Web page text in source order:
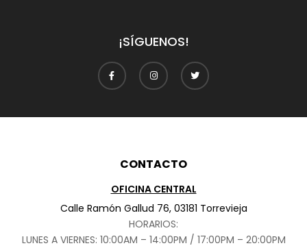
¡SÍGUENOS!
CONTACTO
OFICINA CENTRAL
Calle Ramón Gallud 76, 03181 Torrevieja
HORARIOS:
LUNES A VIERNES: 10:00AM – 14:00PM / 17:00PM – 20:00PM